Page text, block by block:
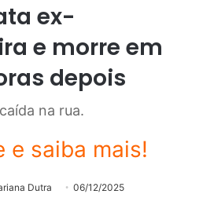
ex-
e morre em
depois
na rua.
Dutra 06/12/2025